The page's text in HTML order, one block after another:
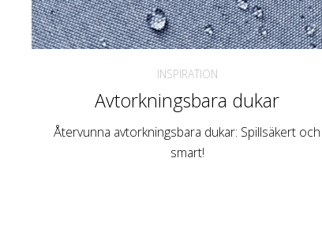
INSPIRATION
Avtorkningsbara dukar
Återvunna avtorkningsbara dukar: Spillsäkert och
smart!